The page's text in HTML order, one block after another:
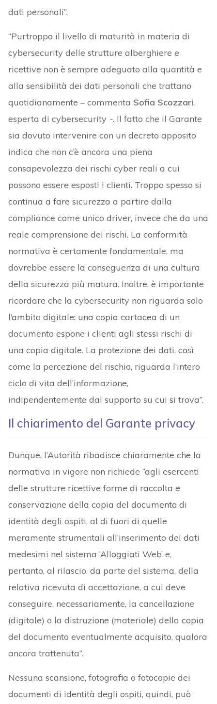
dati personali”.
“Purtroppo il livello di maturità in materia di
cybersecurity delle strutture alberghiere e
ricettive non è sempre adeguato alla quantità e
alla sensibilità dei dati personali che trattano
quotidianamente – commenta Sofia Scozzari,
esperta di cybersecurity -. Il fatto che il Garante
sia dovuto intervenire con un decreto apposito
indica che non c’è ancora una piena
consapevolezza dei rischi cyber reali a cui
possono essere esposti i clienti. Troppo spesso si
continua a fare sicurezza a partire dalla
compliance come unico driver, invece che da una
reale comprensione dei rischi. La conformità
normativa è certamente fondamentale, ma
dovrebbe essere la conseguenza di una cultura
della sicurezza più matura. Inoltre, è importante
ricordare che la cybersecurity non riguarda solo
l’ambito digitale: una copia cartacea di un
documento espone i clienti agli stessi rischi di
una copia digitale. La protezione dei dati, così
come la percezione del rischio, riguarda l’intero
ciclo di vita dell’informazione,
indipendentemente dal supporto su cui si trova”.
Il chiarimento del Garante privacy
Dunque, l’Autorità ribadisce chiaramente che la
normativa in vigore non richiede “agli esercenti
delle strutture ricettive forme di raccolta e
conservazione della copia del documento di
identità degli ospiti, al di fuori di quelle
meramente strumentali all’inserimento dei dati
medesimi nel sistema ‘Alloggiati Web’ e,
pertanto, al rilascio, da parte del sistema, della
relativa ricevuta di accettazione, a cui deve
conseguire, necessariamente, la cancellazione
(digitale) o la distruzione (materiale) della copia
del documento eventualmente acquisito, qualora
ancora trattenuta”.
Nessuna scansione, fotografia o fotocopie dei
documenti di identità degli ospiti, quindi, può